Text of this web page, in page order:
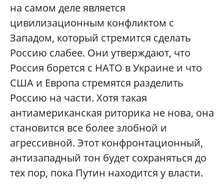
на самом деле является
цивилизационным конфликтом с
Западом, который стремится сделать
Россию слабее. Они утверждают, что
Россия борется с НАТО в Украине и что
США и Европа стремятся разделить
Россию на части. Хотя такая
антиамериканская риторика не нова, она
становится все более злобной и
агрессивной. Этот конфронтационный,
антизападный тон будет сохраняться до
тех пор, пока Путин находится у власти.